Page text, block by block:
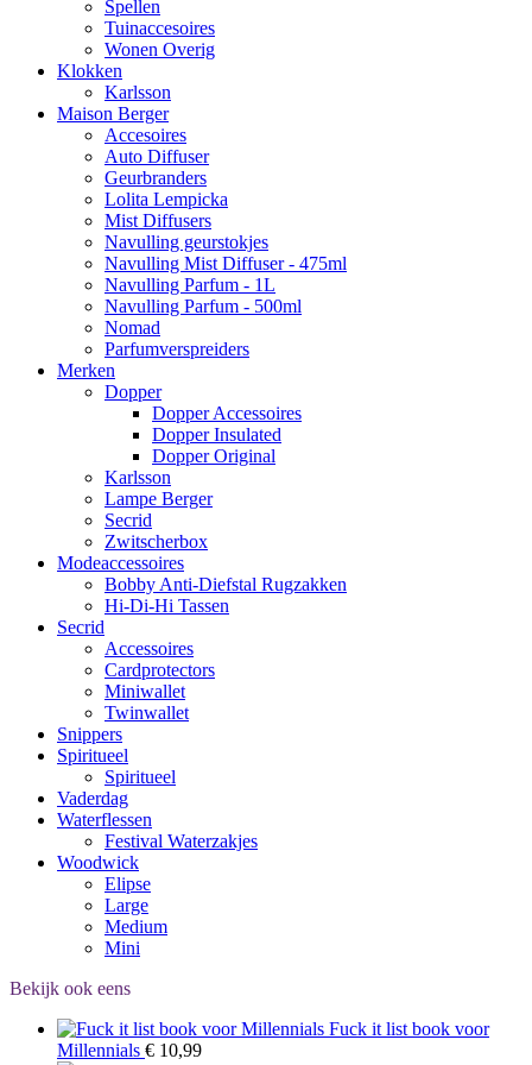
Spellen
Tuinaccesoires
Wonen Overig
Klokken
Karlsson
Maison Berger
Accesoires
Auto Diffuser
Geurbranders
Lolita Lempicka
Mist Diffusers
Navulling geurstokjes
Navulling Mist Diffuser - 475ml
Navulling Parfum - 1L
Navulling Parfum - 500ml
Nomad
Parfumverspreiders
Merken
Dopper
Dopper Accessoires
Dopper Insulated
Dopper Original
Karlsson
Lampe Berger
Secrid
Zwitscherbox
Modeaccessoires
Bobby Anti-Diefstal Rugzakken
Hi-Di-Hi Tassen
Secrid
Accessoires
Cardprotectors
Miniwallet
Twinwallet
Snippers
Spiritueel
Spiritueel
Vaderdag
Waterflessen
Festival Waterzakjes
Woodwick
Elipse
Large
Medium
Mini
Bekijk ook eens
Fuck it list book voor
Millennials € 10,99